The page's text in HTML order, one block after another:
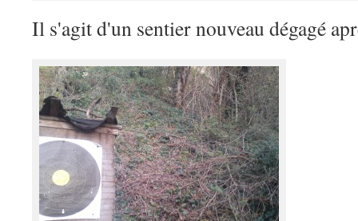
Il s'agit d'un sentier nouveau dégagé